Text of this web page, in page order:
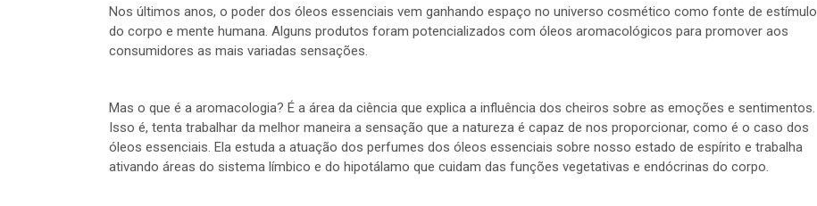
Nos últimos anos, o poder dos óleos essenciais vem ganhando espaço no universo cosmético como fonte de estímulo
do corpo e mente humana. Alguns produtos foram potencializados com óleos aromacológicos para promover aos
consumidores as mais variadas sensações.
Mas o que é a aromacologia? É a área da ciência que explica a influência dos cheiros sobre as emoções e sentimentos.
Isso é, tenta trabalhar da melhor maneira a sensação que a natureza é capaz de nos proporcionar, como é o caso dos
óleos essenciais. Ela estuda a atuação dos perfumes dos óleos essenciais sobre nosso estado de espírito e trabalha
ativando áreas do sistema límbico e do hipotálamo que cuidam das funções vegetativas e endócrinas do corpo.